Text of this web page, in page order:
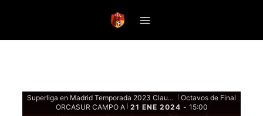
Superliga en Madrid Temporada 2023 Clausura - Eliminatorias
Octavos de Final
ORCASUR CAMPO A
21 ENE 2024 - 15:00